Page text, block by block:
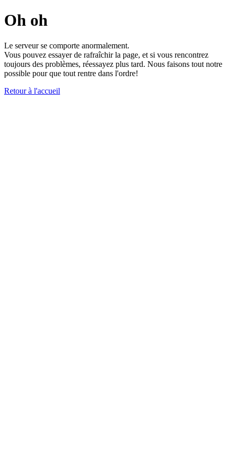
Oh oh
Le serveur se comporte anormalement.
Vous pouvez essayer de rafraîchir la page, et si vous rencontrez
toujours des problèmes, réessayez plus tard. Nous faisons tout notre
possible pour que tout rentre dans l'ordre!
Retour à l'accueil